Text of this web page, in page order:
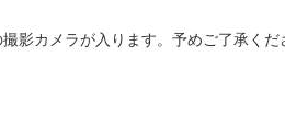
影カメラが入ります。予めご了承くだ